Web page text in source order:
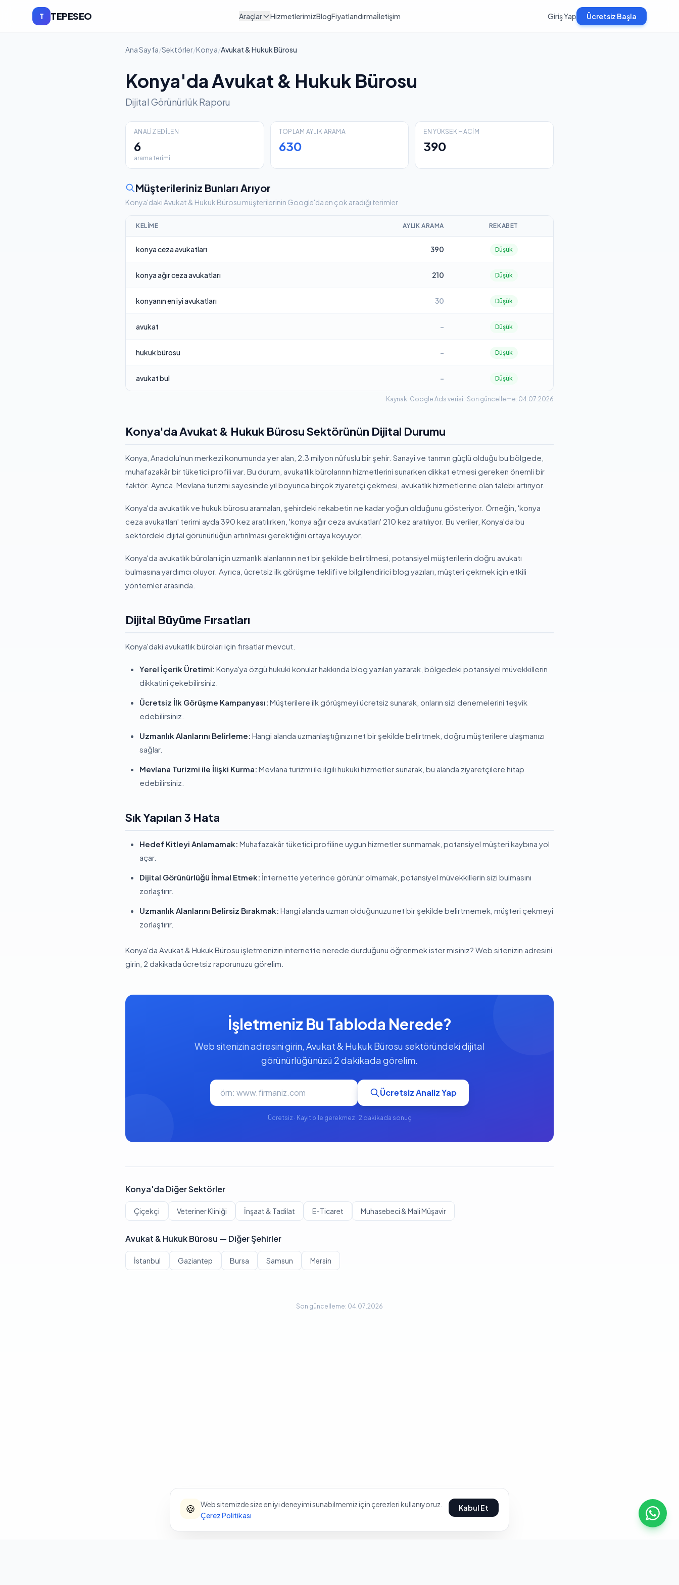
T TEPESEO Araçlar HizmetlerimizBlogFiyatlandırmaİletişim Giriş Yap Ücretsiz Başla
Ana Sayfa/Sektörler/Konya/Avukat & Hukuk Bürosu
Konya'da Avukat & Hukuk Bürosu
Dijital Görünürlük Raporu
ANALIZ EDILEN
6
arama terimi
TOPLAM AYLIK ARAMA
630
EN YÜKSEK HACIM
390
Müşterileriniz Bunları Arıyor
Konya'daki Avukat & Hukuk Bürosu müşterilerinin Google'da en çok aradığı terimler
KELIME AYLIK ARAMA REKABET
konya ceza avukatları 390 Düşük
konya ağır ceza avukatları 210 Düşük
konyanın en iyi avukatları 30 Düşük
avukat – Düşük
hukuk bürosu – Düşük
avukat bul – Düşük
Kaynak: Google Ads verisi · Son güncelleme: 04.07.2026
Konya'da Avukat & Hukuk Bürosu Sektörünün Dijital Durumu
Konya, Anadolu'nun merkezi konumunda yer alan, 2.3 milyon nüfuslu bir şehir. Sanayi ve tarımın güçlü olduğu bu bölgede,
muhafazakâr bir tüketici profili var. Bu durum, avukatlık bürolarının hizmetlerini sunarken dikkat etmesi gereken önemli bir
faktör. Ayrıca, Mevlana turizmi sayesinde yıl boyunca birçok ziyaretçi çekmesi, avukatlık hizmetlerine olan talebi artırıyor.
Konya'da avukatlık ve hukuk bürosu aramaları, şehirdeki rekabetin ne kadar yoğun olduğunu gösteriyor. Örneğin, 'konya
ceza avukatları' terimi ayda 390 kez aratılırken, 'konya ağır ceza avukatları' 210 kez aratılıyor. Bu veriler, Konya'da bu
sektördeki dijital görünürlüğün artırılması gerektiğini ortaya koyuyor.
Konya'da avukatlık büroları için uzmanlık alanlarının net bir şekilde belirtilmesi, potansiyel müşterilerin doğru avukatı
bulmasına yardımcı oluyor. Ayrıca, ücretsiz ilk görüşme teklifi ve bilgilendirici blog yazıları, müşteri çekmek için etkili
yöntemler arasında.
Dijital Büyüme Fırsatları
Konya'daki avukatlık büroları için fırsatlar mevcut.
Yerel İçerik Üretimi: Konya'ya özgü hukuki konular hakkında blog yazıları yazarak, bölgedeki potansiyel müvekkillerin
dikkatini çekebilirsiniz.
Ücretsiz İlk Görüşme Kampanyası: Müşterilere ilk görüşmeyi ücretsiz sunarak, onların sizi denemelerini teşvik
edebilirsiniz.
Uzmanlık Alanlarını Belirleme: Hangi alanda uzmanlaştığınızı net bir şekilde belirtmek, doğru müşterilere ulaşmanızı
sağlar.
Mevlana Turizmi ile İlişki Kurma: Mevlana turizmi ile ilgili hukuki hizmetler sunarak, bu alanda ziyaretçilere hitap
edebilirsiniz.
Sık Yapılan 3 Hata
Hedef Kitleyi Anlamamak: Muhafazakâr tüketici profiline uygun hizmetler sunmamak, potansiyel müşteri kaybına yol
açar.
Dijital Görünürlüğü İhmal Etmek: İnternette yeterince görünür olmamak, potansiyel müvekkillerin sizi bulmasını
zorlaştırır.
Uzmanlık Alanlarını Belirsiz Bırakmak: Hangi alanda uzman olduğunuzu net bir şekilde belirtmemek, müşteri çekmeyi
zorlaştırır.
Konya'da Avukat & Hukuk Bürosu işletmenizin internette nerede durduğunu öğrenmek ister misiniz? Web sitenizin adresini
girin, 2 dakikada ücretsiz raporunuzu görelim.
İşletmeniz Bu Tabloda Nerede?
Web sitenizin adresini girin, Avukat & Hukuk Bürosu sektöründeki dijital
görünürlüğünüzü 2 dakikada görelim.
Ücretsiz Analiz Yap
Ücretsiz · Kayıt bile gerekmez · 2 dakikada sonuç
Konya'da Diğer Sektörler
Çiçekçi Veteriner Kliniği İnşaat & Tadilat E-Ticaret Muhasebeci & Mali Müşavir
Avukat & Hukuk Bürosu — Diğer Şehirler
İstanbul Gaziantep Bursa Samsun Mersin
Son güncelleme: 04.07.2026
🍪
Web sitemizde size en iyi deneyimi sunabilmemiz için çerezleri kullanıyoruz.
Çerez Politikası
Kabul Et